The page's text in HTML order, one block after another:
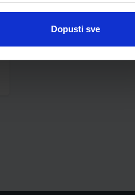
Dopusti sve